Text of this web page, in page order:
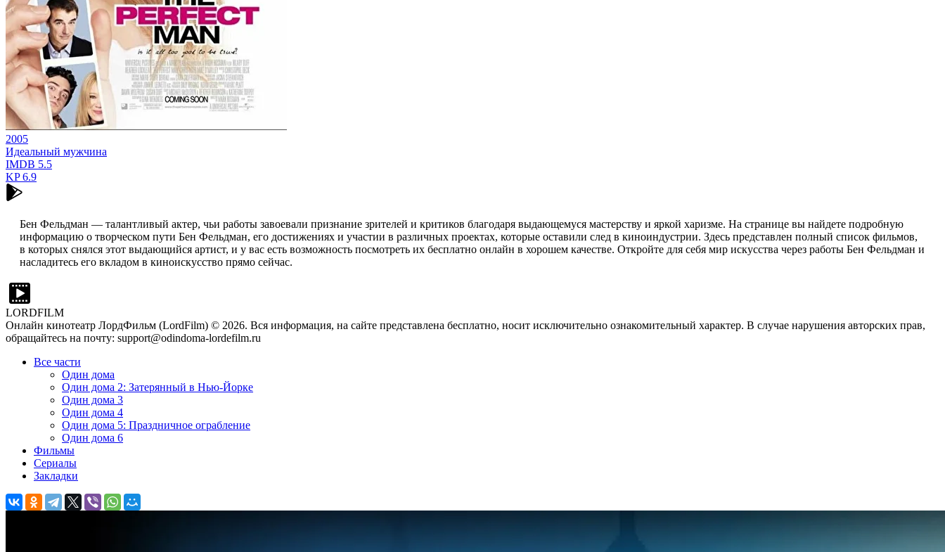
2005
Идеальный мужчина
IMDB 5.5
KP6.9
Бен Фельдман — талантливый актер, чьи работы завоевали признание зрителей и критиков благодаря выдающемуся мастерству и яркой харизме. На странице вы найдете подробную
информацию о творческом пути Бен Фельдман, его достижениях и участии в различных проектах, которые оставили след в киноиндустрии. Здесь представлен полный список фильмов,
в которых снялся этот выдающийся артист, и у вас есть возможность посмотреть их бесплатно онлайн в хорошем качестве. Откройте для себя мир искусства через работы Бен Фельдман и
насладитесь его вкладом в киноискусство прямо сейчас.
LORDFILM
Онлайн кинотеатр ЛордФильм (LordFilm) © 2026. Вся информация, на сайте представлена бесплатно, носит исключительно ознакомительный характер. В случае нарушения авторских прав,
обращайтесь на почту: support@odindoma-lordefilm.ru
Все части
Один дома
Один дома 2: Затерянный в Нью-Йорке
Один дома 3
Один дома 4
Один дома 5: Праздничное ограбление
Один дома 6
Фильмы
Сериалы
Закладки